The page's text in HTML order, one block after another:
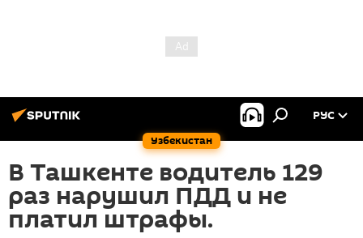
Узбекистан
РУС
‍В Ташкенте водитель 129
раз нарушил ПДД и не
платил штрафы.